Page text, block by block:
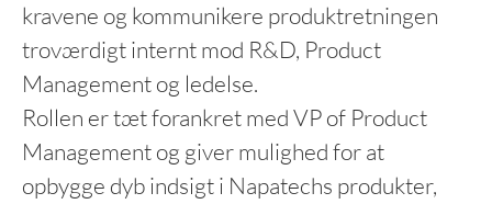
kravene og kommunikere produktretningen
troværdigt internt mod R&D, Product
Management og ledelse.
Rollen er tæt forankret med VP of Product
Management og giver mulighed for at
opbygge dyb indsigt i Napatechs produkter,